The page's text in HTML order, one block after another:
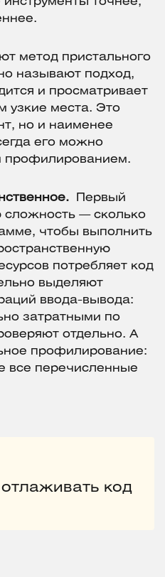
метод пристального
называют подход,
и просматривает
узкие места. Это
но и наименее
его можно
профилированием.
Первый
сложность — сколько
чтобы выполнить
потребляет код
выделяют
ввода-вывода:
затратными по
отдельно. А
профилирование:
все перечисленные
код